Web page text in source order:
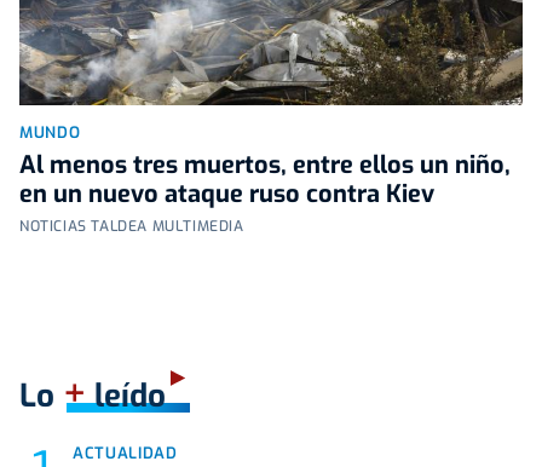
MUNDO
Al menos tres muertos, entre ellos un niño,
en un nuevo ataque ruso contra Kiev
NOTICIAS TALDEA MULTIMEDIA
Lo +leído
ACTUALIDAD